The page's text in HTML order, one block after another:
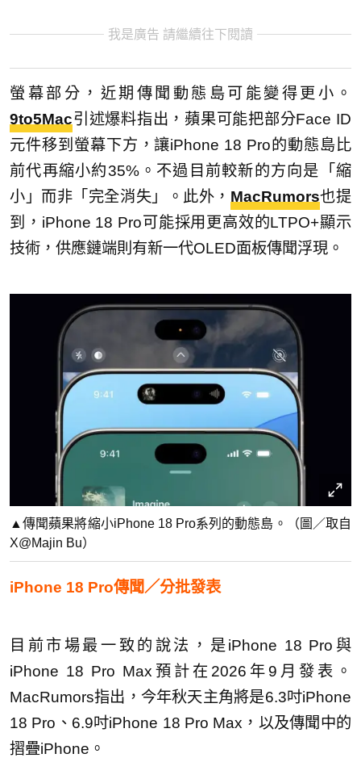
我是廣告 請繼續往下閱讀
螢幕部分，近期傳聞動態島可能變得更小。
9to5Mac引述爆料指出，蘋果可能把部分Face ID
元件移到螢幕下方，讓iPhone 18 Pro的動態島比
前代再縮小約35%。不過目前較新的方向是「縮
小」而非「完全消失」。此外， MacRumors也提
到，iPhone 18 Pro可能採用更高效的LTPO+顯示
技術，供應鏈端則有新一代OLED面板傳聞浮現。
▲傳聞蘋果將縮小iPhone 18 Pro系列的動態島。（圖／取自
X@Majin Bu）
iPhone 18 Pro傳聞／分批發表
目前市場最一致的說法，是iPhone 18 Pro與
iPhone 18 Pro Max預計在2026年9月發表。
MacRumors指出，今年秋天主角將是6.3吋iPhone
18 Pro、6.9吋iPhone 18 Pro Max，以及傳聞中的
摺疊iPhone。